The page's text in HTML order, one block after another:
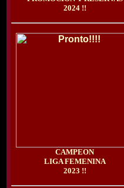
2024 !!
CAMPEON
LIGA FEMENINA
2023 !!